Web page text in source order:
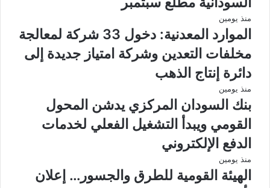
منذ يومين
الموارد المعدنية: دخول 33 شركة لمعالجة
مخلفات التعدين وشركة امتياز جديدة إلى
دائرة إنتاج الذهب
منذ يومين
بنك السودان المركزي يدشن المحول
القومي ويبدأ التشغيل الفعلي لخدمات
الدفع الإلكتروني
منذ يومين
الهيئة القومية للطرق والجسور… إعلان